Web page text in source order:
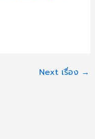
Next เรื่อง →